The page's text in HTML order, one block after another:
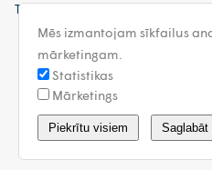
Tatjana Sinkeviča
Mēs izmantojam sīkfailus
mārketingam.
Statistikas
Mārketings
Piekrītu visiem Saglabāt